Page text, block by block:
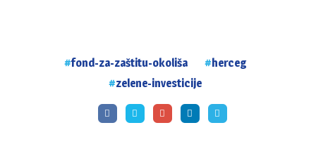
fond-za-zaštitu-okoliša
herceg
zelene-investicije